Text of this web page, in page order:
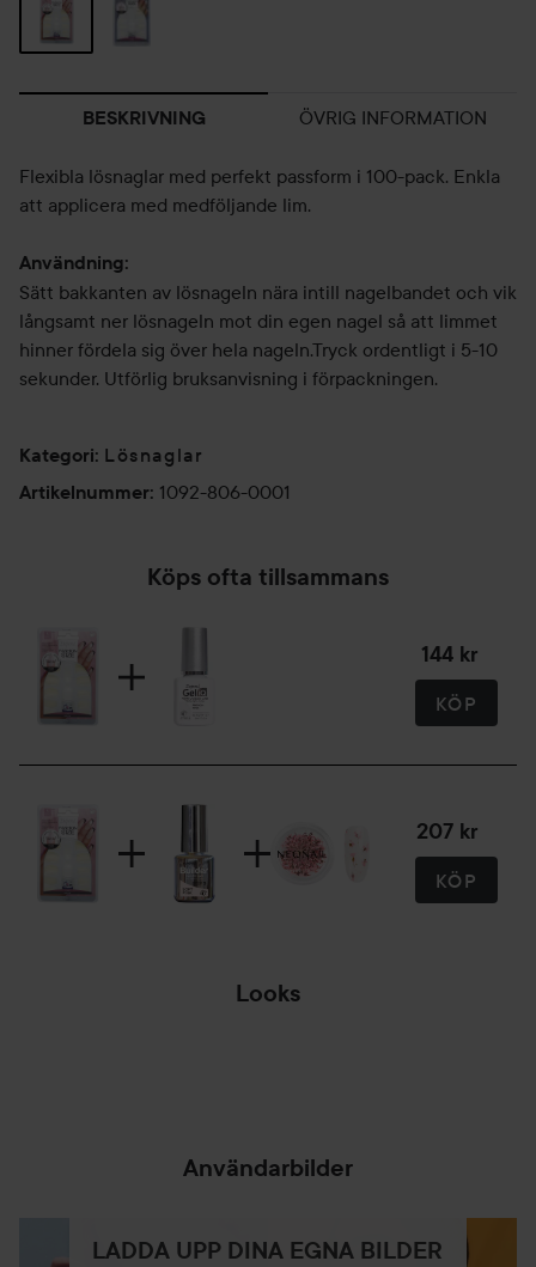
BESKRIVNING ÖVRIG INFORMATION
Flexibla lösnaglar med perfekt passform i 100-pack. Enkla
att applicera med medföljande lim.
Användning:
Sätt bakkanten av lösnageln nära intill nagelbandet och vik
långsamt ner lösnageln mot din egen nagel så att limmet
hinner fördela sig över hela nageln.Tryck ordentligt i 5-10
sekunder. Utförlig bruksanvisning i förpackningen.
Kategori: Lösnaglar
Artikelnummer: 1092-806-0001
Köps ofta tillsammans
144 kr
KÖP
207 kr
KÖP
LooksSISTA SOMMAR-
Användarbilder
LADDA UPP DINA EGNA BILDER